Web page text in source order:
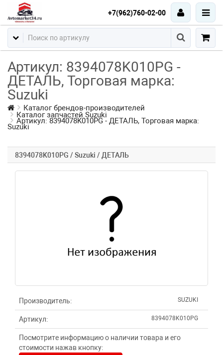
+7(962)760-02-00
Артикул: 8394078K010PG -
ДЕТАЛЬ, Торговая марка:
Suzuki
Каталог брендов-производителей
Каталог запчастей Suzuki
Артикул: 8394078K010PG - ДЕТАЛЬ, Торговая марка:
Suzuki
8394078K010PG / Suzuki / ДЕТАЛЬ
Производитель: SUZUKI
Артикул: 8394078K010PG
Посмотрите информацию о наличии товара и его
стоимости нажав кнопку: